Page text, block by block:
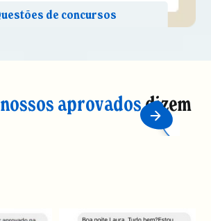
nossos aprovadosdizem